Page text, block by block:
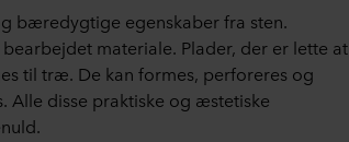
bæredygtige egenskaber fra sten.
materiale. Plader, der er lette at
til træ. De kan formes, perforeres og
Alle disse praktiske og æstetiske